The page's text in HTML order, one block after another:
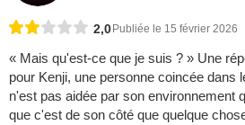
2,0 Publiée le 15 février 2026
« Mais qu'est-ce que je suis ? » Une
pour Kenji, une personne coincée dans
n'est pas aidée par son environnement
que c'est de son côté que quelque